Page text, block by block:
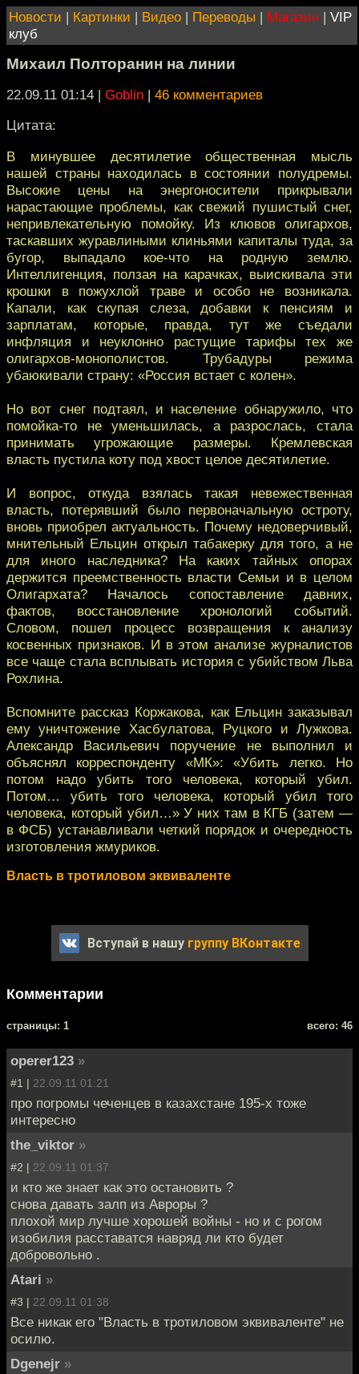
Новости | Картинки | Видео | Переводы | Магазин | VIP
клуб
Михаил Полторанин на линии
22.09.11 01:14 | Goblin | 46 комментариев
Цитата:
В минувшее десятилетие общественная мысль
нашей страны находилась в состоянии полудремы.
Высокие цены на энергоносители прикрывали
нарастающие проблемы, как свежий пушистый снег,
непривлекательную помойку. Из клювов олигархов,
таскавших журавлиными клиньями капиталы туда, за
бугор, выпадало кое-что на родную землю.
Интеллигенция, ползая на карачках, выискивала эти
крошки в пожухлой траве и особо не возникала.
Капали, как скупая слеза, добавки к пенсиям и
зарплатам, которые, правда, тут же съедали
инфляция и неуклонно растущие тарифы тех же
олигархов-монополистов. Трубадуры режима
убаюкивали страну: «Россия встает с колен».
Но вот снег подтаял, и население обнаружило, что
помойка-то не уменьшилась, а разрослась, стала
принимать угрожающие размеры. Кремлевская
власть пустила коту под хвост целое десятилетие.
И вопрос, откуда взялась такая невежественная
власть, потерявший было первоначальную остроту,
вновь приобрел актуальность. Почему недоверчивый,
мнительный Ельцин открыл табакерку для того, а не
для иного наследника? На каких тайных опорах
держится преемственность власти Семьи и в целом
Олигархата? Началось сопоставление давних,
фактов, восстановление хронологий событий.
Словом, пошел процесс возвращения к анализу
косвенных признаков. И в этом анализе журналистов
все чаще стала всплывать история с убийством Льва
Рохлина.
Вспомните рассказ Коржакова, как Ельцин заказывал
ему уничтожение Хасбулатова, Руцкого и Лужкова.
Александр Васильевич поручение не выполнил и
объяснял корреспонденту «МК»: «Убить легко. Но
потом надо убить того человека, который убил.
Потом… убить того человека, который убил того
человека, который убил…» У них там в КГБ (затем —
в ФСБ) устанавливали четкий порядок и очередность
изготовления жмуриков.
Власть в тротиловом эквиваленте
Вступай в нашу группу ВКонтакте
Комментарии
cтраницы: 1 всего: 46
operer123 »
#1 | 22.09.11 01:21
про погромы чеченцев в казахстане 195-х тоже
интересно
the_viktor »
#2 | 22.09.11 01:37
и кто же знает как это остановить ?
снова давать залп из Авроры ?
плохой мир лучше хорошей войны - но и с рогом
изобилия расставатся навряд ли кто будет
добровольно .
Atari »
#3 | 22.09.11 01:38
Все никак его "Власть в тротиловом эквиваленте" не
осилю.
Dgenejr »